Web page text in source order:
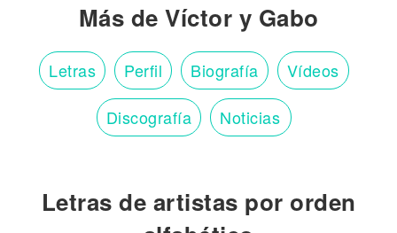
Más de Víctor y Gabo
Letras Perfil Biografía Vídeos
Discografía Noticias
Letras de artistas por orden